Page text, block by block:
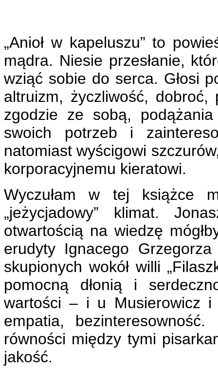
„Anioł w kapeluszu” to
mądra. Niesie przesłanie,
wziąć sobie do serca. Głosi
altruizm, życzliwość,
zgodzie ze sobą, podążania
swoich potrzeb i
natomiast wyścigowi
korporacyjnemu kieratowi.
Wyczułam w tej książce
„jeżycjadowy” klimat.
otwartością na wiedzę
erudyty Ignacego
skupionych wokół willi
pomocną dłonią i
wartości – i u Musierowicz i
empatia,
równości między tymi
jakość.